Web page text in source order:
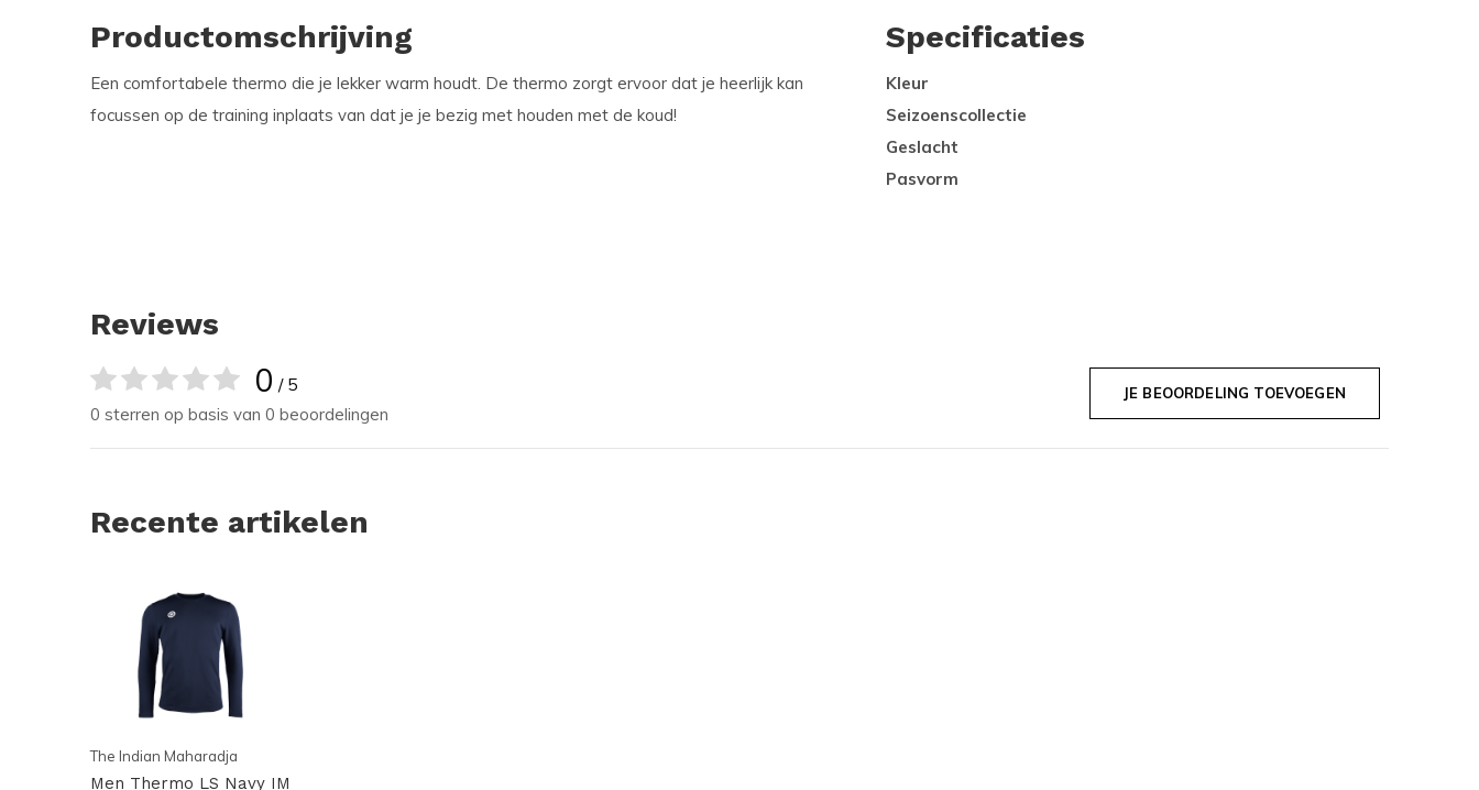
Productomschrijving
Een comfortabele thermo die je lekker warm houdt. De thermo zorgt ervoor dat je heerlijk kan
focussen op de training inplaats van dat je je bezig met houden met de koud!
Specificaties
Kleur
Seizoenscollectie
Geslacht
Pasvorm
Reviews
0 / 5
0 sterren op basis van 0 beoordelingen
JE BEOORDELING TOEVOEGEN
Recente artikelen
The Indian Maharadja
Men Thermo LS Navy IM